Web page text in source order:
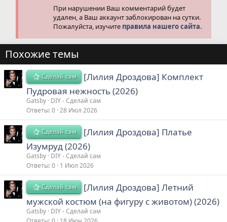
При нарушении Ваш комментарий будет
удален, а Ваш аккаунт заблокирован на сутки.
Пожалуйста, изучите правила нашего сайта.
Похожие темы
Сделай сам
[Лилия Дроздова] Комплект
Пудровая нежность (2026)
Gatsby DIY - Сделай сам
Ответы 0 28 Июл 2026
Сделай сам
[Лилия Дроздова] Платье
Изумруд (2026)
Gatsby DIY - Сделай сам
Ответы 0 1 Июл 2026
Сделай сам
[Лилия Дроздова] Летний
мужской костюм (на фигуру c животом) (2026)
Gatsby DIY - Сделай сам